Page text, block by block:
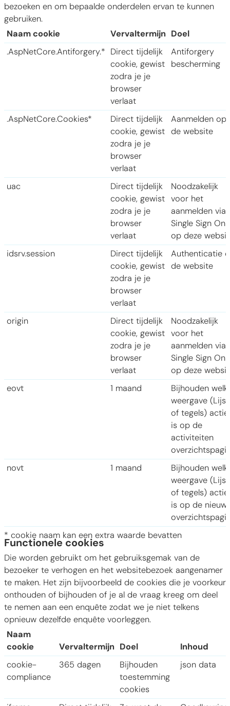
bezoeken en om bepaalde onderdelen ervan te kunnen
gebruiken.
Naam cookie
Vervaltermijn Doel
.AspNetCore.Antiforgery.* Direct tijdelijk
cookie, gewist
zodra je je
browser
verlaat
Antiforgery
bescherming
.AspNetCore.Cookies*
Direct tijdelijk
cookie, gewist
zodra je je
browser
verlaat
Aanmelden op
de website
uac
Direct tijdelijk
cookie, gewist
zodra je je
browser
verlaat
Noodzakelijk
voor het
aanmelden via
Single Sign On
op deze
idsrv.session
Direct tijdelijk
cookie, gewist
zodra je je
browser
verlaat
Authenticatie
de website
origin
Direct tijdelijk
cookie, gewist
zodra je je
browser
verlaat
Noodzakelijk
voor het
aanmelden via
Single Sign On
op deze
eovt
1 maand
Bijhouden
weergave (Lijst
of tegels)
is op de
activiteiten
novt
1 maand
Bijhouden
weergave (Lijst
of tegels)
is op de
* cookie naam kan een extra waarde bevatten
Functionele cookies
Die worden gebruikt om het gebruiksgemak van de
bezoeker te verhogen en het websitebezoek aangenamer
te maken. Het zijn bijvoorbeeld de cookies die je voorkeur
onthouden of bijhouden of je al de vraag kreeg om deel
te nemen aan een enquête zodat we je niet telkens
opnieuw dezelfde enquête voorleggen.
Naam
cookie
Vervaltermijn Doel
Inhoud
cookie-
compliance
365 dagen
Bijhouden
toestemming
cookies
json data